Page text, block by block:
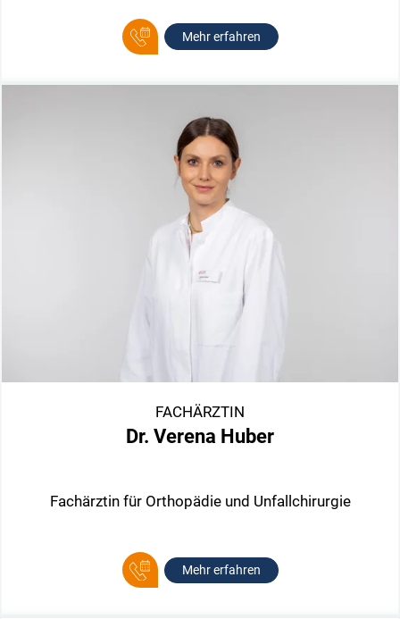
Mehr erfahren
FACHÄRZTIN
Dr. Verena Huber
Fachärztin für Orthopädie und Unfallchirurgie
Mehr erfahren